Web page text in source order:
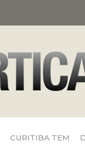
CURITIBA TEM